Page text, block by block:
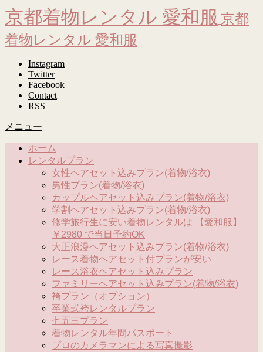
京都着物レンタル 愛和服 京都
着物レンタル 愛和服
Instagram
Twitter
Facebook
Contact
RSS
メニュー
ホーム
レンタルプラン
女性ヘアセット込みプラン(着物/浴衣)
男性プラン(着物/浴衣)
カップルヘアセット込みプラン(着物/浴衣)
学割ヘアセット込みプラン(着物/浴衣)
修学旅行生に安い着物レンタルは 【愛和服】
￥2980 で当日予約OK
大正浪漫ヘアセット込みプラン(着物/浴衣)
レース着物ヘアセット付プランが安い
レース浴衣ヘアセット込みプラン
ファミリーヘアセット込みプラン(着物/浴衣)
袴プラン（オプション）
卒業式袴レンタルプラン
七五三プラン
着物レンタル年間パスポート
プロのカメラマンによる写真撮影